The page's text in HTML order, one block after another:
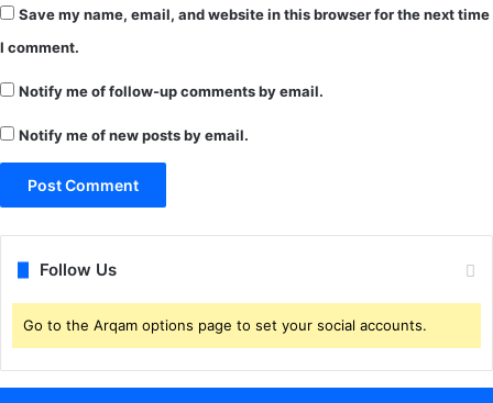
र
र्ज
Save my name, email, and website in this browser for the next time
I comment.
Notify me of follow-up comments by email.
Notify me of new posts by email.
Follow Us
Go to the Arqam options page to set your social accounts.